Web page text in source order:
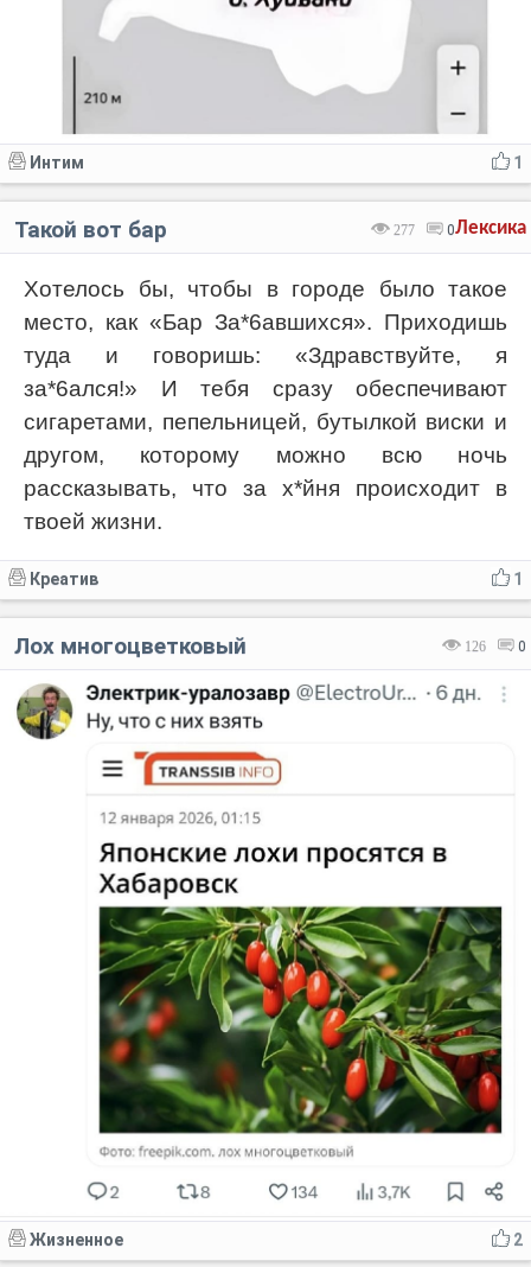
1
Интим
Лексика
277 0
Такой вот бар
Хотелось бы, чтобы в городе было такое
место, как «Бар За*6авшихся». Приходишь
туда и говоришь: «Здравствуйте, я
за*6ался!» И тебя сразу обеспечивают
сигаретами, пепельницей, бутылкой виски и
другом, которому можно всю ночь
рассказывать, что за х*йня происходит в
твоей жизни.
1
Креатив
126 0
Лох многоцветковый
2
Жизненное